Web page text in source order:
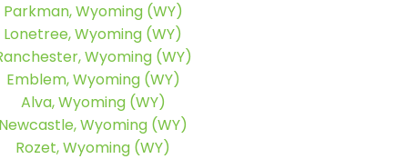
Parkman, Wyoming (WY)
Lonetree, Wyoming (WY)
Wyoming (WY)
Emblem, Wyoming (WY)
Alva, Wyoming (WY)
Newcastle, Wyoming (WY)
Rozet, Wyoming (WY)